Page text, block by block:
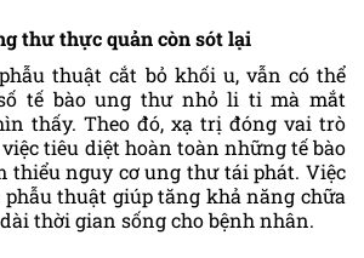
thư thực quản còn sót lại
thuật cắt bỏ khối u, vẫn có thể
tế bào ung thư nhỏ li ti mà mắt
thấy. Theo đó, xạ trị đóng vai trò
tiêu diệt hoàn toàn những tế bào
thiểu nguy cơ ung thư tái phát. Việc
thuật giúp tăng khả năng chữa
thời gian sống cho bệnh nhân.